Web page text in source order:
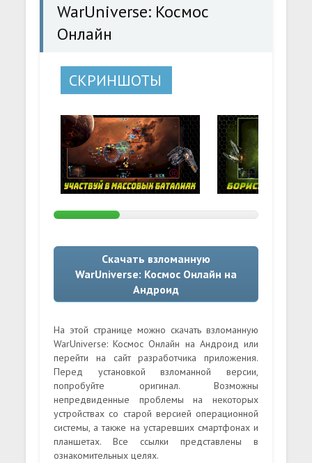
WarUniverse: Космос
Онлайн
СКРИНШОТЫ
Скачать взломанную
WarUniverse: Космос Онлайн на
Андроид
На этой странице можно скачать взломанную
WarUniverse: Космос Онлайн на Андроид или
перейти на сайт разработчика приложения.
Перед установкой взломанной версии,
попробуйте оригинал. Возможны
непредвиденные проблемы на некоторых
устройствах со старой версией операционной
системы, а также на устаревших смартфонах и
планшетах. Все ссылки представлены в
ознакомительных целях.